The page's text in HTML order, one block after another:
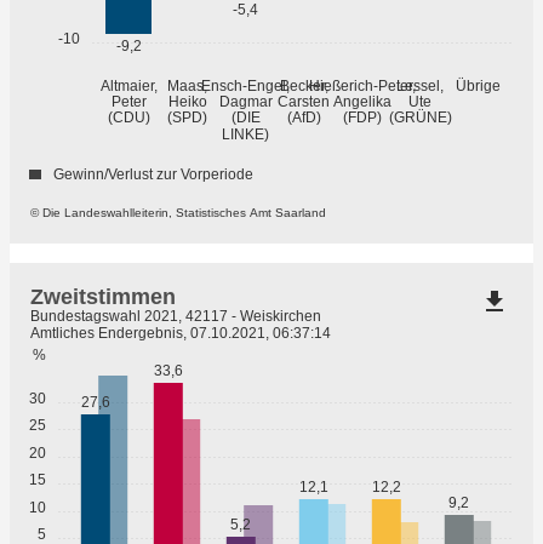
-10
Altmaier,
Peter
(CDU)
Maas,
Heiko
(SPD)
Ensch-Engel,
Dagmar
(DIE
LINKE)
Becker,
Carsten
(AfD)
Hießerich-Peter,
Angelika
(FDP)
Lessel,
Ute
(GRÜNE)
Übrige
-9,2
-5,4
© Die Landeswahlleiterin, Statistisches Amt Saarland
Gewinn/Verlust zur Vorperiode
5
10
15
20
25
30
%
27,6
33,6
5,2
12,1
12,2
9,2
Zweitstimmen
Bundestagswahl 2021, 42117 - Weiskirchen
Amtliches Endergebnis, 07.10.2021, 06:37:14
file_download